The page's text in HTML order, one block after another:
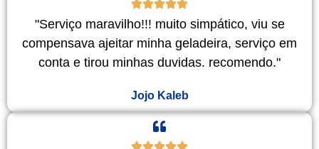
"Serviço maravilho!!! muito simpático, viu se
compensava ajeitar minha geladeira, serviço em
conta e tirou minhas duvidas. recomendo."
Jojo Kaleb